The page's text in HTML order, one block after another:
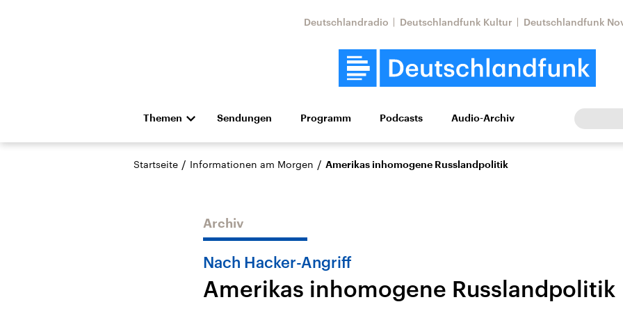
Deutschlandradio Deutschlandfunk Kultur Deutschlandfunk
Themen
Die Nachrichten Politik Wirtschaft Wissen Kultur Europa
Hörspiel und Feature Musik
Landtagswahl Sachsen-
USA
Nahostkonflikt
Iran
Aktuelle Lage und
Sendungen Programm Podcasts Audio-Archiv
Startseite / Informationen am Morgen / Amerikas inhomogene Russlandpolitik
Archiv
Nach Hacker-Angriff
Amerikas inhomogene Russlandpolitik